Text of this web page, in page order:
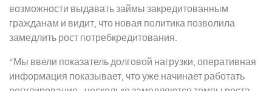
возможности выдавать займы закредитованным
гражданам и видит, что новая политика позволила
замедлить рост потребкредитования.
“Мы ввели показатель долговой нагрузки, оперативная
информация показывает, что уже начинает работать